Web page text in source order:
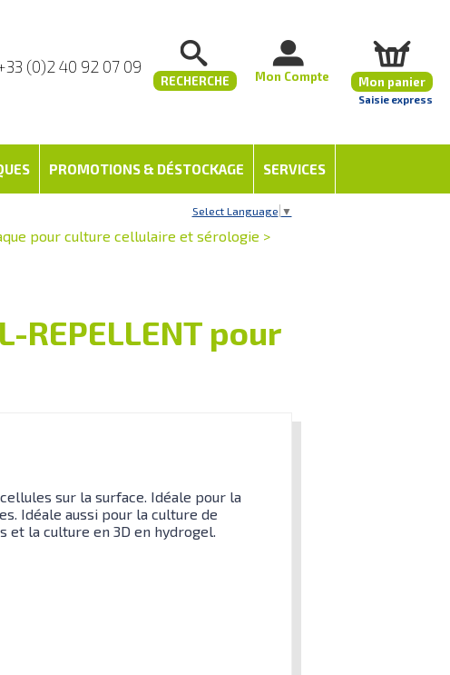
(0)2 40 92 07 09
RECHERCHE Mon Compte Mon panier
Saisie express
PROMOTIONS & DÉSTOCKAGE SERVICES
Select Language ▼
pour culture cellulaire et sérologie >
pour
sur la surface. Idéale pour la
Idéale aussi pour la culture de
la culture en 3D en hydrogel.